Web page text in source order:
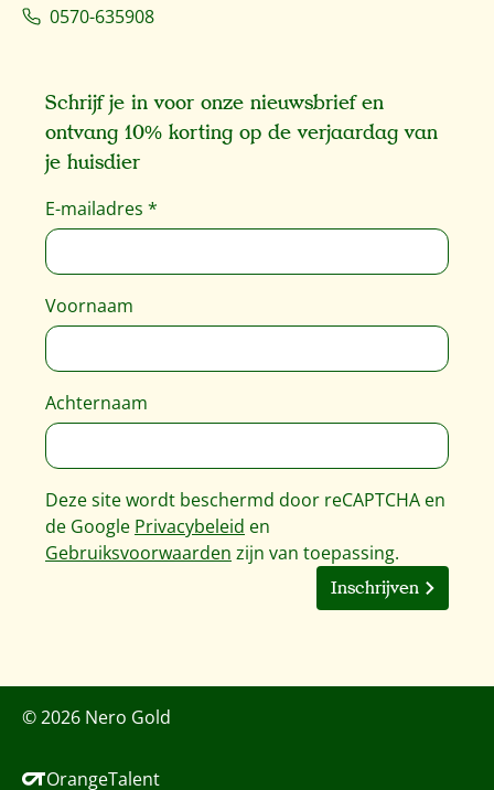
0570-635908
Schrijf je in voor onze nieuwsbrief en
ontvang 10% korting op de verjaardag van
je huisdier
E-mailadres *
Voornaam
Achternaam
Deze site wordt beschermd door reCAPTCHA en
de Google Privacybeleid en
Gebruiksvoorwaarden zijn van toepassing.
Inschrijven
© 2026 Nero Gold
OrangeTalent